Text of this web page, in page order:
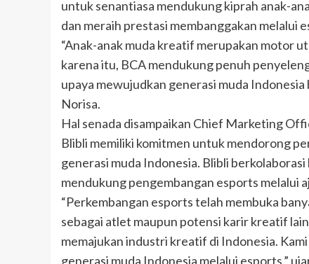
untuk senantiasa mendukung kiprah anak-
dan meraih prestasi membanggakan melalui
“Anak-anak muda kreatif merupakan motor
karena itu, BCA mendukung penuh
upaya mewujudkan generasi muda
Norisa.
Hal senada disampaikan Chief Marketing
Blibli memiliki komitmen untuk mendorong
generasi muda Indonesia. Blibli
mendukung pengembangan esports melalui
“Perkembangan esports telah membuka
sebagai atlet maupun potensi karir kreatif
memajukan industri kreatif di Indonesia.
generasi muda Indonesia melalui esports,”